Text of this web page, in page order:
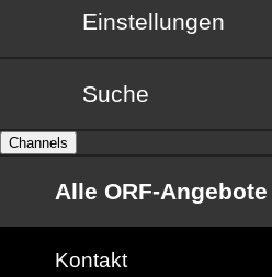
Einstellungen
Suche
Channels
Alle ORF-Angebote
Kontakt